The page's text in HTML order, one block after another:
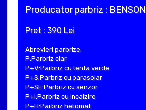
Producator parbriz : BENSON
Pret : 390 Lei
Abrevieri parbrize:
P:Parbriz clar
P+V:Parbriz cu tenta verde
P+S:Parbriz cu parasolar
P+SE:Parbriz cu senzor
P+I:Parbriz cu incalzire
P+H:Parbriz heliomat